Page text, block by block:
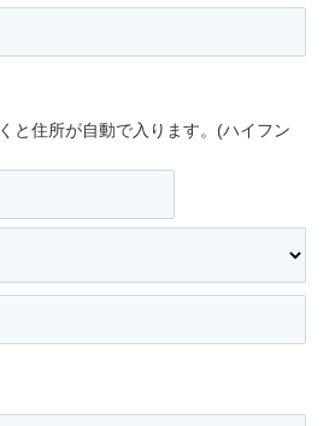
と住所が自動で入ります。(ハイフン